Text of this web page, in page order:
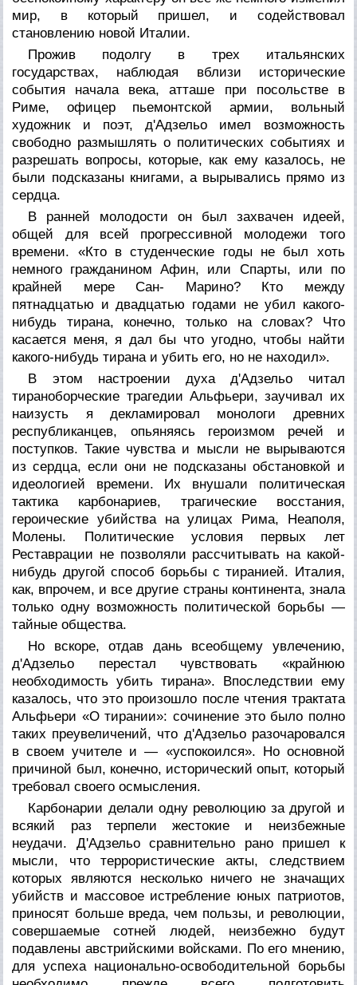
мир, в который пришел, и содействовал
становлению новой Италии.
Прожив подолгу в трех итальянских
государствах, наблюдая вблизи исторические
события начала века, атташе при посольстве в
Риме, офицер пьемонтской армии, вольный
художник и поэт, д'Адзельо имел возможность
свободно размышлять о политических событиях и
разрешать вопросы, которые, как ему казалось, не
были подсказаны книгами, а вырывались прямо из
сердца.
В ранней молодости он был захвачен идеей,
общей для всей прогрессивной молодежи того
времени. «Кто в студенческие годы не был хоть
немного гражданином Афин, или Спарты, или по
крайней мере Сан- Марино? Кто между
пятнадцатью и двадцатью годами не убил какого-
нибудь тирана, конечно, только на словах? Что
касается меня, я дал бы что угодно, чтобы найти
какого-нибудь тирана и убить его, но не находил».
В этом настроении духа д'Адзельо читал
тираноборческие трагедии Альфьери, заучивал их
наизусть я декламировал монологи древних
республиканцев, опьяняясь героизмом речей и
поступков. Такие чувства и мысли не вырываются
из сердца, если они не подсказаны обстановкой и
идеологией времени. Их внушали политическая
тактика карбонариев, трагические восстания,
героические убийства на улицах Рима, Неаполя,
Молены. Политические условия первых лет
Реставрации не позволяли рассчитывать на какой-
нибудь другой способ борьбы с тиранией. Италия,
как, впрочем, и все другие страны континента, знала
только одну возможность политической борьбы —
тайные общества.
Но вскоре, отдав дань всеобщему увлечению,
д'Адзельо перестал чувствовать «крайнюю
необходимость убить тирана». Впоследствии ему
казалось, что это произошло после чтения трактата
Альфьери «О тирании»: сочинение это было полно
таких преувеличений, что д'Адзельо разочаровался
в своем учителе и — «успокоился». Но основной
причиной был, конечно, исторический опыт, который
требовал своего осмысления.
Карбонарии делали одну революцию за другой и
всякий раз терпели жестокие и неизбежные
неудачи. Д'Адзельо сравнительно рано пришел к
мысли, что террористические акты, следствием
которых являются несколько ничего не значащих
убийств и массовое истребление юных патриотов,
приносят больше вреда, чем пользы, и революции,
совершаемые сотней людей, неизбежно будут
подавлены австрийскими войсками. По его мнению,
для успеха национально-освободительной борьбы